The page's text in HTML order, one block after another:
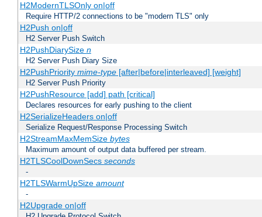
H2ModernTLSOnly on|off
Require HTTP/2 connections to be "modern TLS" only
H2Push on|off
H2 Server Push Switch
H2PushDiarySize n
H2 Server Push Diary Size
H2PushPriority mime-type[after|before|interleaved] [weight]
H2 Server Push Priority
H2PushResource [add] path [critical]
Declares resources for early pushing to the client
H2SerializeHeaders on|off
Serialize Request/Response Processing Switch
H2StreamMaxMemSize bytes
Maximum amount of output data buffered per stream.
H2TLSCoolDownSecs seconds
-
H2TLSWarmUpSize amount
-
H2Upgrade on|off